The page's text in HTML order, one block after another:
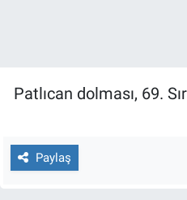
Patlıcan dolması, 69. Sıra
Paylaş